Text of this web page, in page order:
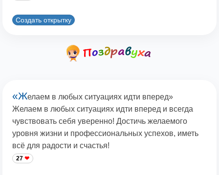
Создать открытку
«Желаем в любых ситуациях идти вперед»
Желаем в любых ситуациях идти вперед и всегда
чувствовать себя уверенно! Достичь желаемого
уровня жизни и профессиональных успехов, иметь
всё для радости и счастья!
27